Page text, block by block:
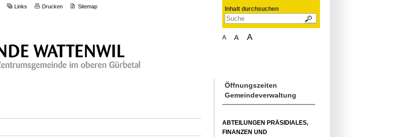
Links Drucken Sitemap Inhalt durchsuchen
A A A
Öffnungszeiten
Gemeindeverwaltung
ABTEILUNGEN PRÄSIDIALES,
FINANZEN UND